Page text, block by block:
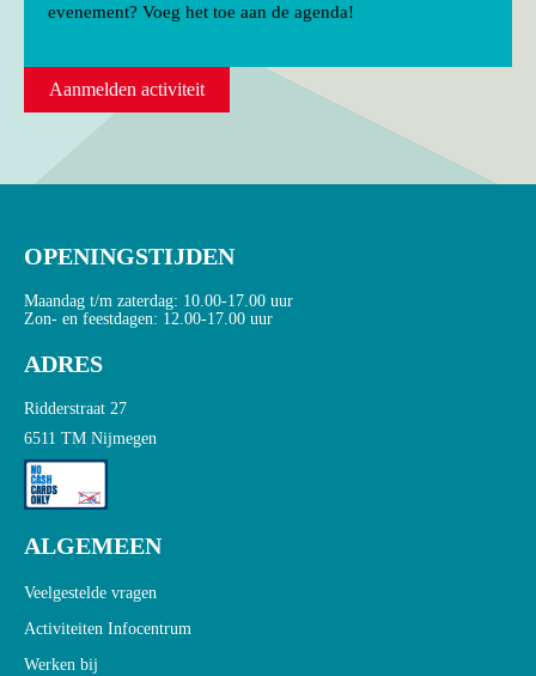
evenement? Voeg het toe aan de agenda!
Aanmelden activiteit
OPENINGSTIJDEN
Maandag t/m zaterdag: 10.00-17.00 uur
Zon- en feestdagen: 12.00-17.00 uur
ADRES
Ridderstraat 27
6511 TM Nijmegen
ALGEMEEN
Veelgestelde vragen
Activiteiten Infocentrum
Werken bij